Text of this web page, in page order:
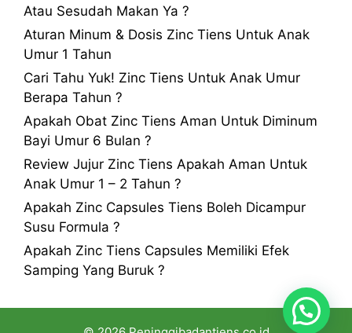
Atau Sesudah Makan Ya ?
Aturan Minum & Dosis Zinc Tiens Untuk Anak
Umur 1 Tahun
Cari Tahu Yuk! Zinc Tiens Untuk Anak Umur
Berapa Tahun ?
Apakah Obat Zinc Tiens Aman Untuk Diminum
Bayi Umur 6 Bulan ?
Review Jujur Zinc Tiens Apakah Aman Untuk
Anak Umur 1 – 2 Tahun ?
Apakah Zinc Capsules Tiens Boleh Dicampur
Susu Formula ?
Apakah Zinc Tiens Capsules Memiliki Efek
Samping Yang Buruk ?